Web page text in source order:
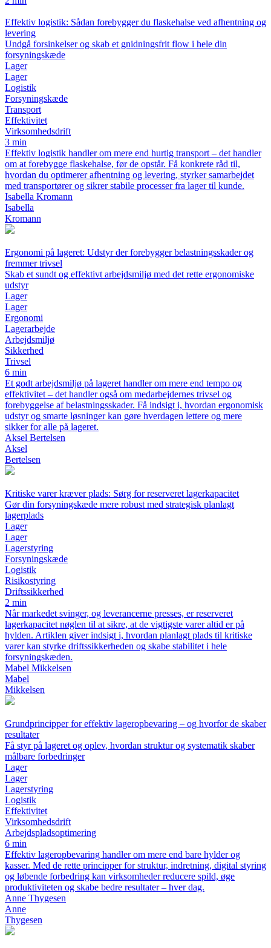
Effektiv logistik: Sådan forebygger du flaskehalse ved afhentning og
levering
Undgå forsinkelser og skab et gnidningsfrit flow i hele din
forsyningskæde
Lager
Lager
Logistik
Forsyningskæde
Transport
Effektivitet
Virksomhedsdrift
3 min
Effektiv logistik handler om mere end hurtig transport – det handler
om at forebygge flaskehalse, før de opstår. Få konkrete råd til,
hvordan du optimerer afhentning og levering, styrker samarbejdet
med transportører og sikrer stabile processer fra lager til kunde.
Isabella Kromann
Isabella
Kromann
Ergonomi på lageret: Udstyr der forebygger belastningsskader og
fremmer trivsel
Skab et sundt og effektivt arbejdsmiljø med det rette ergonomiske
udstyr
Lager
Lager
Ergonomi
Lagerarbejde
Arbejdsmiljø
Sikkerhed
Trivsel
6 min
Et godt arbejdsmiljø på lageret handler om mere end tempo og
effektivitet – det handler også om medarbejdernes trivsel og
forebyggelse af belastningsskader. Få indsigt i, hvordan ergonomisk
udstyr og smarte løsninger kan gøre hverdagen lettere og mere
sikker for alle på lageret.
Aksel Bertelsen
Aksel
Bertelsen
Kritiske varer kræver plads: Sørg for reserveret lagerkapacitet
Gør din forsyningskæde mere robust med strategisk planlagt
lagerplads
Lager
Lager
Lagerstyring
Forsyningskæde
Logistik
Risikostyring
Driftssikkerhed
2 min
Når markedet svinger, og leverancerne presses, er reserveret
lagerkapacitet nøglen til at sikre, at de vigtigste varer altid er på
hylden. Artiklen giver indsigt i, hvordan planlagt plads til kritiske
varer kan styrke driftssikkerheden og skabe stabilitet i hele
forsyningskæden.
Mabel Mikkelsen
Mabel
Mikkelsen
Grundprincipper for effektiv lageropbevaring – og hvorfor de skaber
resultater
Få styr på lageret og oplev, hvordan struktur og systematik skaber
målbare forbedringer
Lager
Lager
Lagerstyring
Logistik
Effektivitet
Virksomhedsdrift
Arbejdspladsoptimering
6 min
Effektiv lageropbevaring handler om mere end bare hylder og
kasser. Med de rette principper for struktur, indretning, digital styring
og løbende forbedring kan virksomheder reducere spild, øge
produktiviteten og skabe bedre resultater – hver dag.
Anne Thygesen
Anne
Thygesen